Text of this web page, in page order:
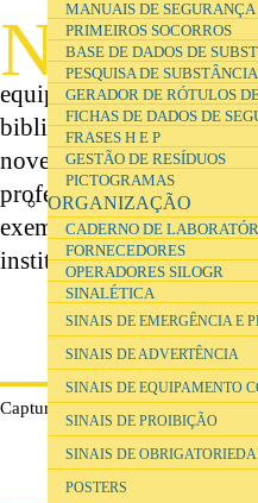
MANUAIS DE SEGURANÇA
PRIMEIROS SOCORROS
BASE DE DADOS DE
PESQUISA DE
GERADOR DE RÓTULOS
FICHAS DE DADOS DE
FRASES H E P
GESTÃO DE RESÍDUOS
PICTOGRAMAS
ORGANIZAÇÃO
CADERNO DE
FORNECEDORES
OPERADORES SILOGR
SINALÉTICA
SINAIS DE EMERGÊNCIA E
SINAIS DE ADVERTÊNCIA
SINAIS DE EQUIPAMENTO
SINAIS DE PROIBIÇÃO
SINAIS DE
POSTERS
N este caderno
caderno de
equipa de investigação,
biblioteca, o
novelas gráficas, o
professores, os
exemplares, o website,
institucional.
Captura de ecrã do caderno de